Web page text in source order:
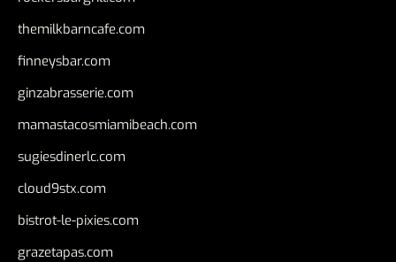
themilkbarncafe.com
finneysbar.com
ginzabrasserie.com
mamastacosmiamibeach.com
sugiesdinerlc.com
cloud9stx.com
bistrot-le-pixies.com
grazetapas.com